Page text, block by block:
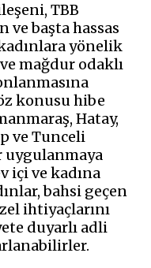
TBB
ve başta hassas
yönelik
mağdur odaklı
konusu hibe
Hatay,
ve Tunceli
uygulanmaya
içi ve kadına
bahsi geçen
ihtiyaçlarını
duyarlı adli